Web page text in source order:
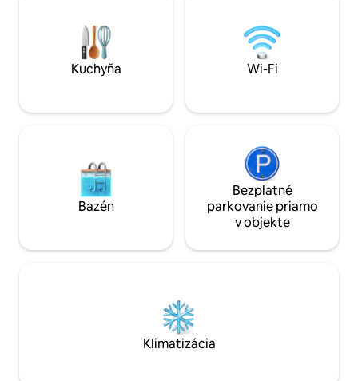
okruhu 5 minút - Nonstop podpora pre
podujatia alebo víkendové výlety. Sme tu
pre vás pred pobytom, počas neho aj po
zvieratá atď.). Ak
priestor nie je pre
Kuchyňa Wi-Fi
Bazén
Bezplatné
parkovanie priamo
v objekte
Klimatizácia